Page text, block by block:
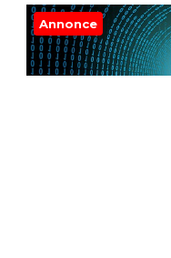
Annonce